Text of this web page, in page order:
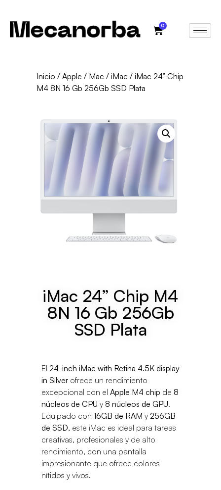
0
Inicio /Apple / Mac /iMac / iMac 24” Chip
M4 8N 16 Gb 256Gb SSD Plata
iMac 24” Chip M4
8N 16 Gb 256Gb
SSD Plata
El 24-inch iMac with Retina 4.5K display
in Silverofrece un rendimiento
excepcional con el Apple M4 chip de 8
núcleos de CPU y 8 núcleos de GPU.
Equipado con 16GB de RAM y 256GB
de SSD, este iMac es ideal para tareas
creativas, profesionales y de alto
rendimiento, con una pantalla
impresionante que ofrece colores
nítidos y vivos.